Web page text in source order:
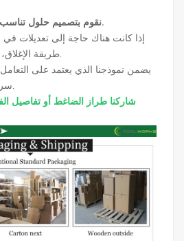
نقوم بتصميم حلول تناسب بيئة التشغيل الخاصة بك.
إذا كانت هناك حاجة إلى تعديلات
طريقة الإغلاق، فيمكننا تخصيص التصميم.
يضمن نموذجنا الذي يعتمد على
سريع الاستجابة وتكيفًا دقيقًا.
شاركنا طراز الضاغط أو تفاصيل